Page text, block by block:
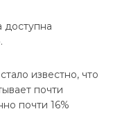
доступна
известно, что
почти
почти 16%